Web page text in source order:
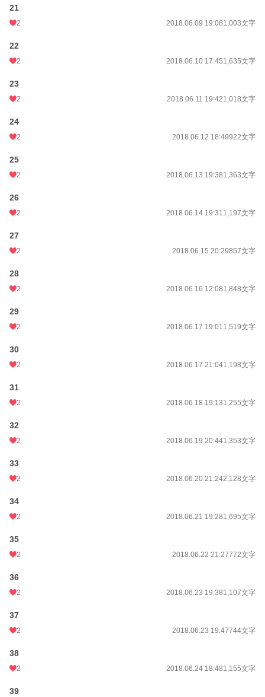
21
2 2018.06.09 19:081,003文字
22
2 2018.06.10 17:451,635文字
23
2 2018.06.11 19:421,018文字
24
2 2018.06.12 18:49922文字
25
2 2018.06.13 19:381,363文字
26
2 2018.06.14 19:311,197文字
27
2 2018.06.15 20:29857文字
28
2 2018.06.16 12:081,848文字
29
2 2018.06.17 19:011,519文字
30
2 2018.06.17 21:041,198文字
31
2 2018.06.18 19:131,255文字
32
2 2018.06.19 20:441,353文字
33
2 2018.06.20 21:242,128文字
34
2 2018.06.21 19:281,695文字
35
2 2018.06.22 21:27772文字
36
2 2018.06.23 19:381,107文字
37
2 2018.06.23 19:47744文字
38
2 2018.06.24 18:481,155文字
39